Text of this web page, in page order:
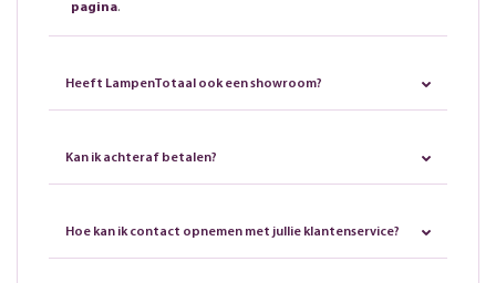
pagina.
Heeft LampenTotaal ook een showroom?
Kan ik achteraf betalen?
Hoe kan ik contact opnemen met jullie klantenservice?